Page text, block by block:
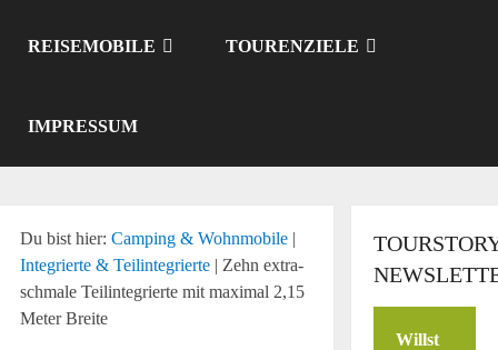
REISEMOBILE TOURENZIELE
IMPRESSUM
Du bist hier: Camping & Wohnmobile|
Integrierte & Teilintegrierte| Zehn extra-
schmale Teilintegrierte mit maximal 2,15
Meter Breite
Willst